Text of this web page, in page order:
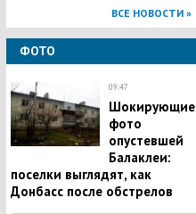
ВСЕ НОВОСТИ »
ФОТО
09:47
Шокирующие
фото
опустевшей
Балаклеи:
поселки выглядят, как
Донбасс после обстрелов